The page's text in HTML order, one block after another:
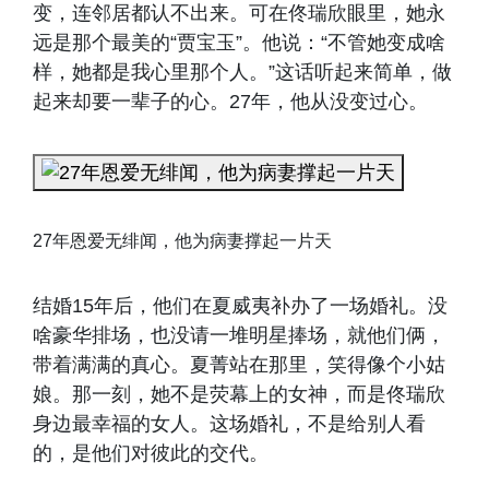
变，连邻居都认不出来。可在佟瑞欣眼里，她永
远是那个最美的“贾宝玉”。他说：“不管她变成啥
样，她都是我心里那个人。”这话听起来简单，做
起来却要一辈子的心。27年，他从没变过心。
27年恩爱无绯闻，他为病妻撑起一片天
结婚15年后，他们在夏威夷补办了一场婚礼。没
啥豪华排场，也没请一堆明星捧场，就他们俩，
带着满满的真心。夏菁站在那里，笑得像个小姑
娘。那一刻，她不是荧幕上的女神，而是佟瑞欣
身边最幸福的女人。这场婚礼，不是给别人看
的，是他们对彼此的交代。